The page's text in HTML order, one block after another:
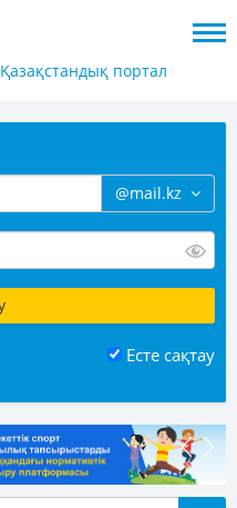
Қазақстандық портал
@mail.kz
Есте сақтау